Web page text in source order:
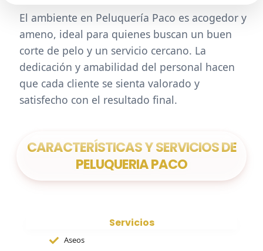
El ambiente en Peluquería Paco es acogedor y
ameno, ideal para quienes buscan un buen
corte de pelo y un servicio cercano. La
dedicación y amabilidad del personal hacen
que cada cliente se sienta valorado y
satisfecho con el resultado final.
CARACTERÍSTICAS Y SERVICIOS DE
PELUQUERIA PACO
Servicios
Aseos